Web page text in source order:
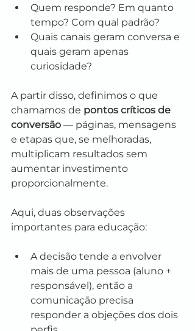
Quem responde? Em quanto
tempo? Com qual padrão?
Quais canais geram conversa e
quais geram apenas
curiosidade?
A partir disso, definimos o que
chamamos de pontos críticos de
conversão — páginas, mensagens
e etapas que, se melhoradas,
multiplicam resultados sem
aumentar investimento
proporcionalmente.
Aqui, duas observações
importantes para educação:
A decisão tende a envolver
mais de uma pessoa (aluno +
responsável), então a
comunicação precisa
responder a objeções dos dois